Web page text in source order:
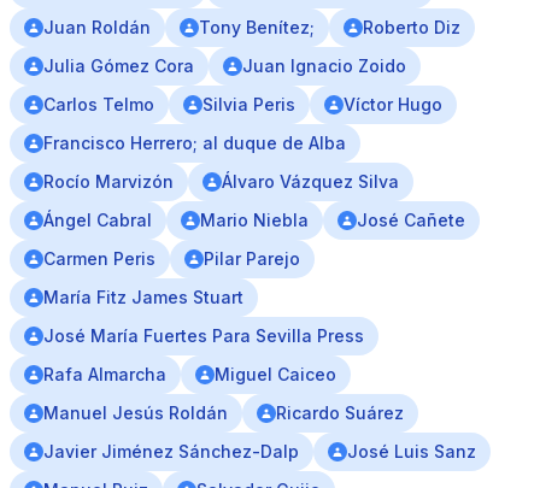
Juan Roldán Tony Benítez;
Roberto Diz
Julia Gómez Cora
Juan Ignacio Zoido
Carlos Telmo
Silvia Peris
Víctor Hugo
Francisco Herrero; al duque de Alba
Rocío Marvizón
Álvaro Vázquez Silva
Ángel Cabral
Mario Niebla
José Cañete
Carmen Peris
Pilar Parejo
María Fitz James Stuart
José María Fuertes Para Sevilla Press
Rafa Almarcha
Miguel Caiceo
Manuel Jesús Roldán
Ricardo Suárez
Javier Jiménez Sánchez-Dalp
José Luis Sanz